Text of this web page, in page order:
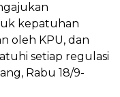
kepatuhan
oleh KPU, dan
setiap regulasi
Rabu 18/9-